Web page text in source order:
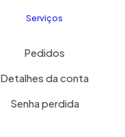
Serviços
Pedidos
Detalhes da conta
Senha perdida